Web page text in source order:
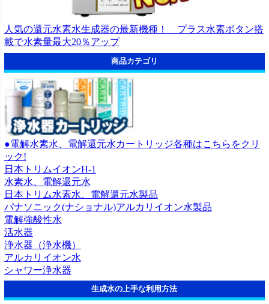
人気の還元水素水生成器の最新機種！ プラス水素ボタン搭
載で水素量最大20％アップ
商品カテゴリ
●電解水素水、電解還元水カートリッジ各種はこちらをクリ
ック!
日本トリムイオンH-1
水素水、電解還元水
日本トリム水素水、電解還元水製品
パナソニック(ナショナル)アルカリイオン水製品
電解強酸性水
活水器
浄水器（浄水機）
アルカリイオン水
シャワー浄水器
生成水の上手な利用方法